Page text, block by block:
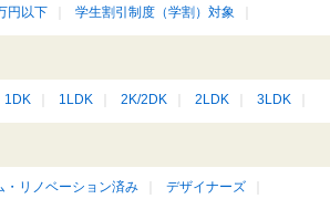
円以下 学生割引制度（学割）対象
1DK 1LDK 2K/2DK 2LDK 3LDK
・リノベーション済み
デザイナーズ